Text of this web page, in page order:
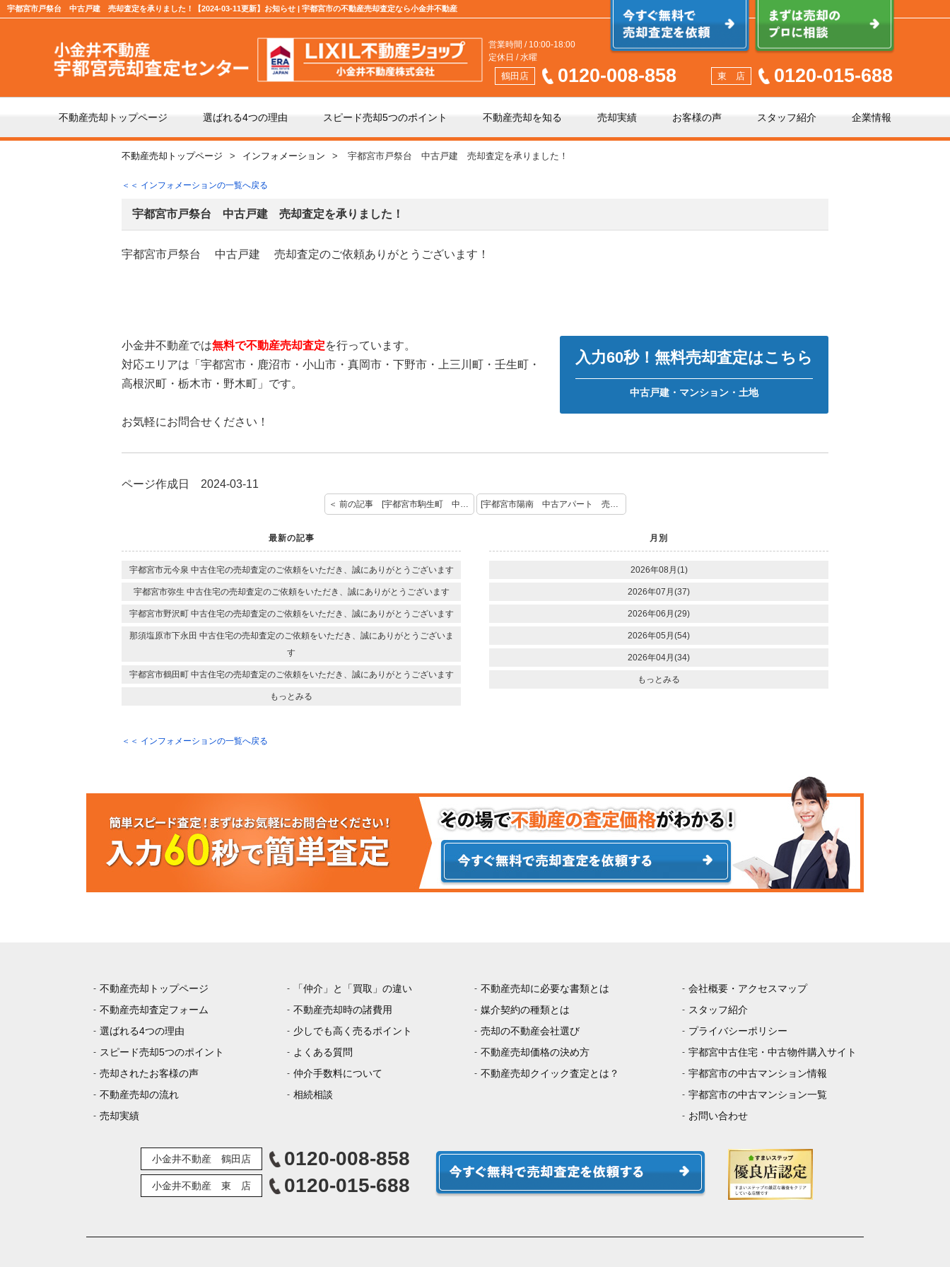
宇都宮市戸祭台 中古戸建 売却査定を承りました！【2024-03-11更新】お知らせ | 宇都宮市の不動産売却査定なら小金井不動産
営業時間 / 10:00-18:00
定休日 / 水曜
鶴田店 0120-008-858 東 店 0120-015-688
不動産売却トップページ 選ばれる4つの理由 スピード売却5つのポイント 不動産売却を知る
不動産の売却の流れ 「仲介」と「買取」の違い 不動産売却時の諸費用
よくある質問 仲介手数料について
媒介契約の種類とは 売却の不動産会社選び
売却実績 お客様の声 スタッフ紹介 企業情報
不動産売却トップページ インフォメーション 宇都宮市戸祭台 中古戸建 売却査定を承りました！
＜＜ インフォメーションの一覧へ戻る
宇都宮市戸祭台 中古戸建 売却査定を承りました！
宇都宮市戸祭台 中古戸建 売却査定のご依頼ありがとうございます！
小金井不動産では無料で不動産売却査定を行っています。
対応エリアは「宇都宮市・鹿沼市・小山市・真岡市・下野市・上三川町・壬生町・
高根沢町・栃木市・野木町」です。
お気軽にお問合せください！
入力60秒！無料売却査定はこちら
中古戸建・マンション・土地
ページ作成日 2024-03-11
＜ 前の記事 [宇都宮市駒生町 中古戸建 売却査定を承りました！] [宇都宮市陽南 中古アパート 売却査定のご依頼ありがとうございます！] 次の記事 ＞
最新の記事
宇都宮市元今泉 中古住宅の売却査定のご依頼をいただき、誠にありがとうございます
宇都宮市弥生 中古住宅の売却査定のご依頼をいただき、誠にありがとうございます
宇都宮市野沢町 中古住宅の売却査定のご依頼をいただき、誠にありがとうございます
那須塩原市下永田 中古住宅の売却査定のご依頼をいただき、誠にありがとうございま
す
宇都宮市鶴田町 中古住宅の売却査定のご依頼をいただき、誠にありがとうございます
もっとみる
月別
2026年08月(1)
2026年07月(37)
2026年06月(29)
2026年05月(54)
2026年04月(34)
もっとみる
＜＜ インフォメーションの一覧へ戻る
不動産売却トップページ
不動産売却査定フォーム
選ばれる4つの理由
スピード売却5つのポイント
売却されたお客様の声
不動産売却の流れ
売却実績
「仲介」と「買取」の違い
不動産売却時の諸費用
少しでも高く売るポイント
よくある質問
仲介手数料について
相続相談
不動産売却に必要な書類とは
媒介契約の種類とは
売却の不動産会社選び
不動産売却価格の決め方
不動産売却クイック査定とは？
会社概要・アクセスマップ
スタッフ紹介
プライバシーポリシー
宇都宮中古住宅・中古物件購入サイト
宇都宮市の中古マンション情報
宇都宮市の中古マンション一覧
お問い合わせ
小金井不動産 鶴田店 0120-008-858
小金井不動産 東 店 0120-015-688